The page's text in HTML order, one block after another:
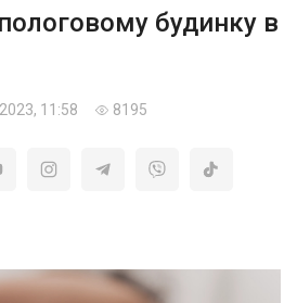
будинку в
11:58 8195